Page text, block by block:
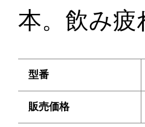
本。飲み疲
型番
販売価格